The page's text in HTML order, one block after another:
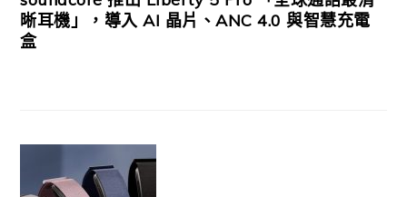
晰耳機」，導入 AI 晶片、ANC 4.0 與智慧充電
盒